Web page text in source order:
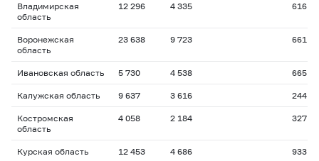
Владимирская
область
12 296 4 335 616
Воронежская
область
23 638 9 723 661
Ивановская область 5 730 4 538 665
Калужская область 9 637 3 616 244
Костромская
область
4 058 2 184 327
Курская область 12 453 4 686 933